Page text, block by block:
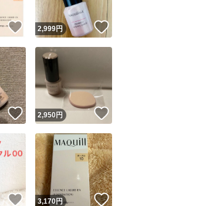
いいね！
2,999円
いいね！
2,950円
いいね！
3,170円 いいね！